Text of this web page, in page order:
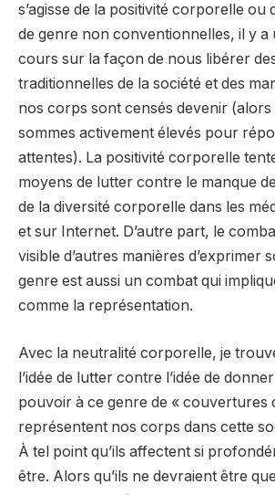
s’agisse de la positivité corporelle ou
de genre non conventionnelles, il y a
cours sur la façon de nous libérer
traditionnelles de la société et des
nos corps sont censés devenir (alors
sommes activement élevés pour
attentes). La positivité corporelle
moyens de lutter contre le manque
de la diversité corporelle dans les
et sur Internet. D’autre part, le
visible d’autres manières d’exprimer
genre est aussi un combat qui
comme la représentation.
Avec la neutralité corporelle, je
l’idée de lutter contre l’idée de
pouvoir à ce genre de « couvertures
représentent nos corps dans cette
À tel point qu’ils affectent si
être. Alors qu’ils ne devraient être